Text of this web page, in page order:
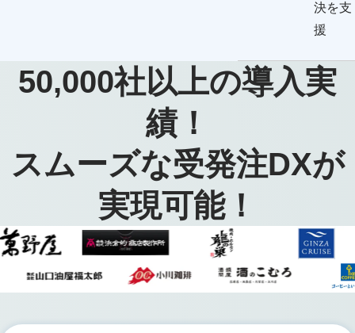
決を支
援
50,000社以上の導入実
績！
スムーズな受発注DXが
実現可能！